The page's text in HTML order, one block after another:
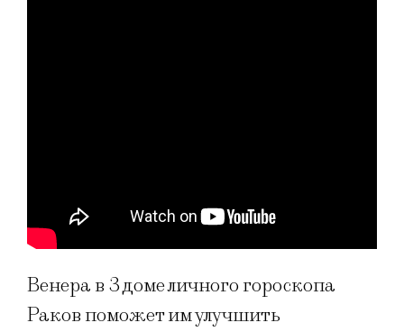
Венера в 3 доме личного гороскопа
Раков поможет им улучшить